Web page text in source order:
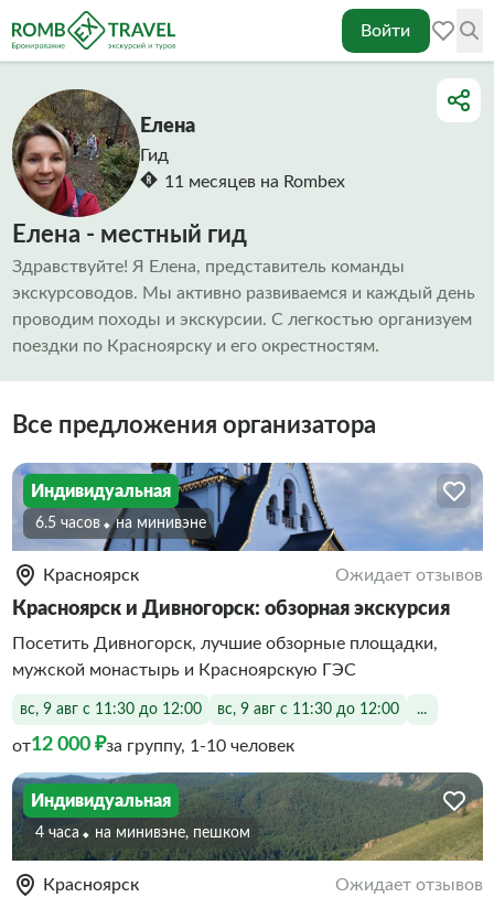
Войти
Елена
Гид
11 месяцев на Rombex
Елена - местный гид
Здравствуйте! Я Елена, представитель команды
экскурсоводов. Мы активно развиваемся и каждый день
проводим походы и экскурсии. С легкостью организуем
поездки по Красноярску и его окрестностям.
Все предложения организатора
Индивидуальная
6.5 часов На минивэне
Красноярск Ожидает отзывов
Красноярск и Дивногорск: обзорная экскурсия
Посетить Дивногорск, лучшие обзорные площадки,
мужской монастырь и Красноярскую ГЭС
вс, 9 авг с 11:30 до 12:00 вс, 9 авг с 11:30 до 12:00 ...
от12 000 ₽за группу, 1-10 человек
Индивидуальная
4 часа На минивэне, пешком
Красноярск Ожидает отзывов